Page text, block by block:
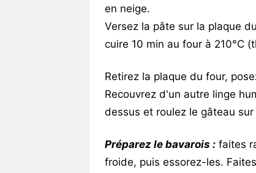
en neige.
Versez la pâte sur la plaque
cuire 10 min au four à 210°C
Retirez la plaque du four,
Recouvrez d'un autre linge
dessus et roulez le gâteau
Préparez le bavarois :faites
froide, puis essorez-les.